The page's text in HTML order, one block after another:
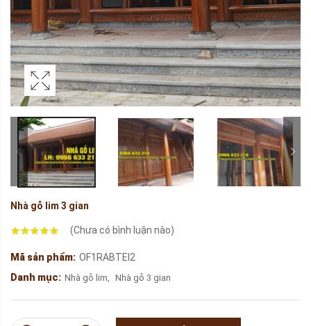
Nhà gỗ lim 3 gian
(Chưa có bình luận nào)
Mã sản phẩm: OF1RABTEI2
Danh mục: Nhà gỗ lim, Nhà gỗ 3 gian